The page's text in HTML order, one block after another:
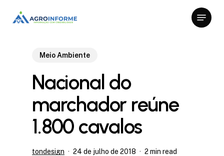
Menu
Meio Ambiente
Nacional do
marchador reúne
1.800 cavalos
tondesign 24 de julho de 2018 2 min read